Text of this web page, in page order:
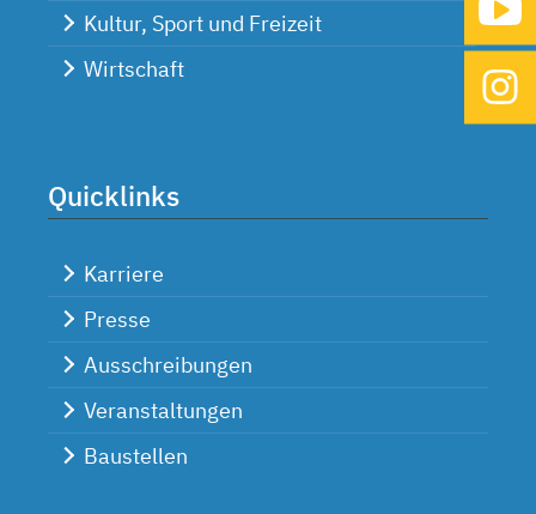
Kultur, Sport und Freizeit
Wirtschaft
Quicklinks
Karriere
Presse
Ausschreibungen
Veranstaltungen
Baustellen